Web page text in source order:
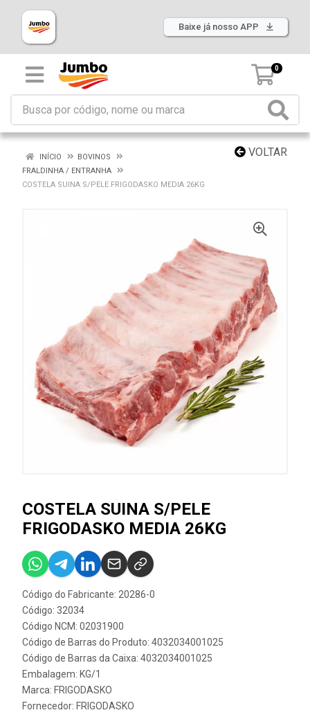
Baixe já nosso APP
0
VOLTAR
INÍCIO
BOVINOS
FRALDINHA / ENTRANHA
COSTELA SUINA S/PELE FRIGODASKO MEDIA 26KG
COSTELA SUINA S/PELE
FRIGODASKO MEDIA 26KG
Código do Fabricante: 20286-0
Código: 32034
Código NCM: 02031900
Código de Barras do Produto: 4032034001025
Código de Barras da Caixa: 4032034001025
Embalagem: KG/1
Marca: FRIGODASKO
Fornecedor: FRIGODASKO